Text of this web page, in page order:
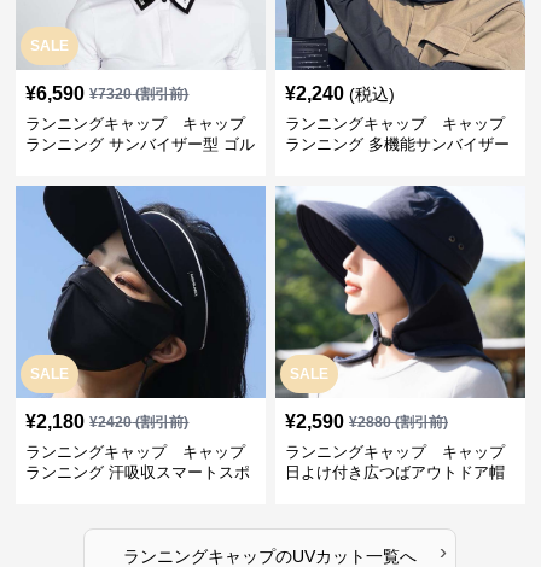
SALE
¥6,590 ¥7320(割引前)
ランニングキャップ キャップ
ランニング サンバイザー型 ゴル
¥2,240 (税込)
ランニングキャップ キャップ
ランニング 多機能サンバイザー
SALE
¥2,180 ¥2420(割引前)
ランニングキャップ キャップ
ランニング 汗吸収スマートスポ
SALE
¥2,590 ¥2880(割引前)
ランニングキャップ キャップ
日よけ付き広つばアウトドア帽
ランニングキャップのUVカット一覧へ ›